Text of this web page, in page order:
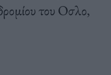
του Οσλο,